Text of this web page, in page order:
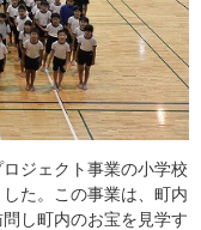
ジェクト事業の小学校
た。この事業は、町内
し町内のお宝を見学す